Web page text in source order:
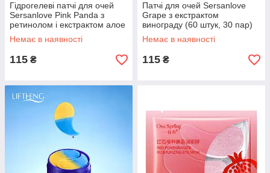
Гідрогелеві патчі для очей
Sersanlove Pink Panda з
ретинолом і екстрактом алое
60 штук
Немає в наявності
115 ₴
Патчі для очей Sersanlove
Grape з екстрактом
винограду (60 штук, 30 пар)
NEW!
Немає в наявності
115 ₴